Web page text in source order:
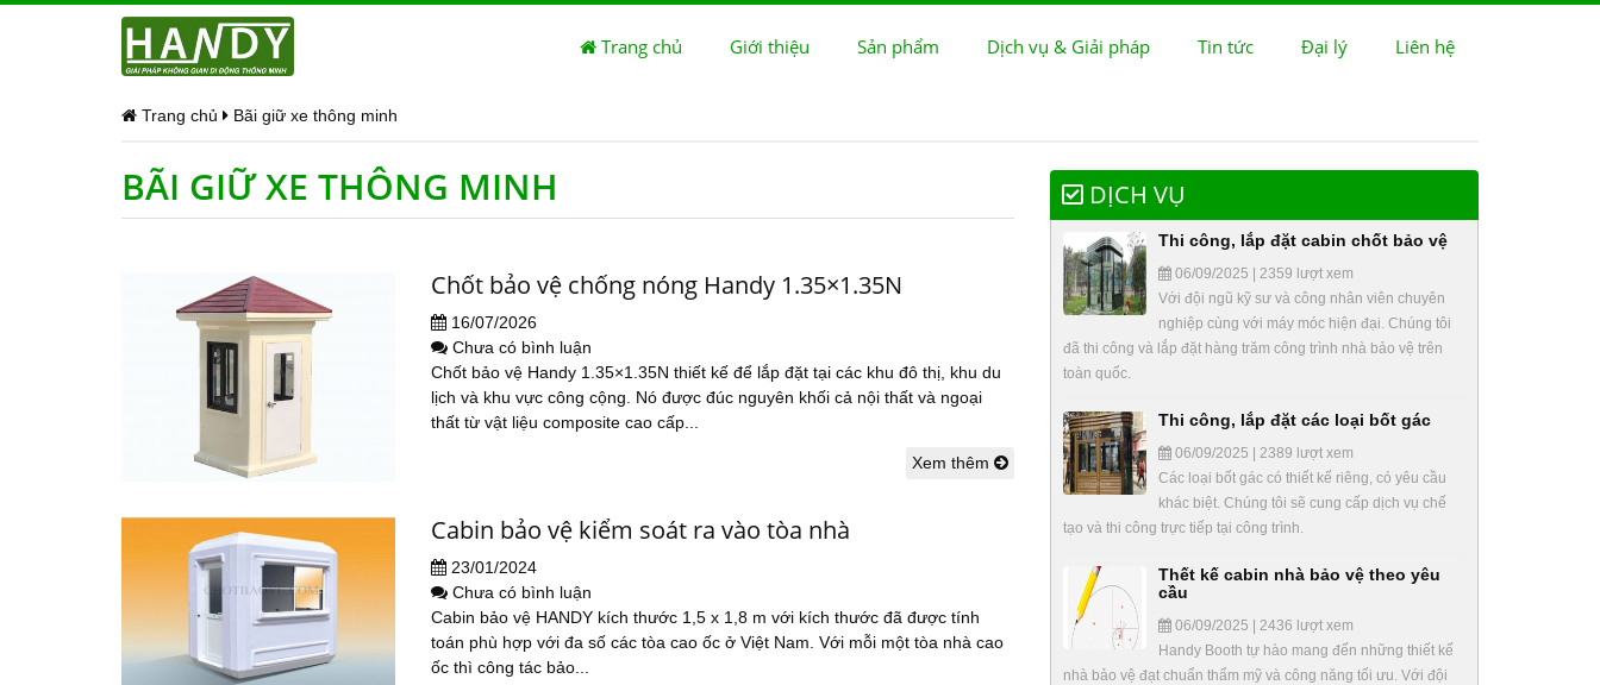
Trang chủ Giới thiệu Sản phẩm Dịch vụ & Giải pháp Tin tức Đại lý Liên hệ
Trang chủ Bãi giữ xe thông minh
BÃI GIỮ XE THÔNG MINH
Chốt bảo vệ chống nóng Handy 1.35×1.35N
16/07/2026
Chưa có bình luận
Chốt bảo vệ Handy 1.35×1.35N thiết kế để lắp đặt tại các khu đô thị, khu du
lịch và khu vực công cộng. Nó được đúc nguyên khối cả nội thất và ngoại
thất từ vật liệu composite cao cấp...
Xem thêm
Cabin bảo vệ kiểm soát ra vào tòa nhà
23/01/2024
Chưa có bình luận
Cabin bảo vệ HANDY kích thước 1,5 x 1,8 m với kích thước đã được tính
toán phù hợp với đa số các tòa cao ốc ở Việt Nam. Với mỗi một tòa nhà cao
ốc thì công tác bảo...
DỊCH VỤ
Thi công, lắp đặt cabin chốt bảo vệ
06/09/2025 | 2359 lượt xem
Với đội ngũ kỹ sư và công nhân viên chuyên
nghiệp cùng với máy móc hiện đại. Chúng tôi
đã thi công và lắp đặt hàng trăm công trình nhà bảo vệ trên
toàn quốc.
Thi công, lắp đặt các loại bốt gác
06/09/2025 | 2389 lượt xem
Các loại bốt gác có thiết kế riêng, có yêu cầu
khác biệt. Chúng tôi sẽ cung cấp dịch vụ chế
tạo và thi công trực tiếp tại công trình.
Thết kế cabin nhà bảo vệ theo yêu
cầu
06/09/2025 | 2436 lượt xem
Handy Booth tự hào mang đến những thiết kế
nhà bảo vệ đạt chuẩn thẩm mỹ và công năng tối ưu. Với đội